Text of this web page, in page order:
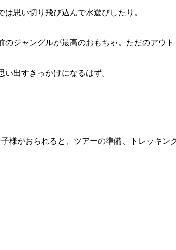
思い切り飛び込んで水遊びしたり。
ジャングルが最高のおもちゃ。ただのアウ
出すきっかけになるはず。
様がおられると、ツアーの準備、トレッキン